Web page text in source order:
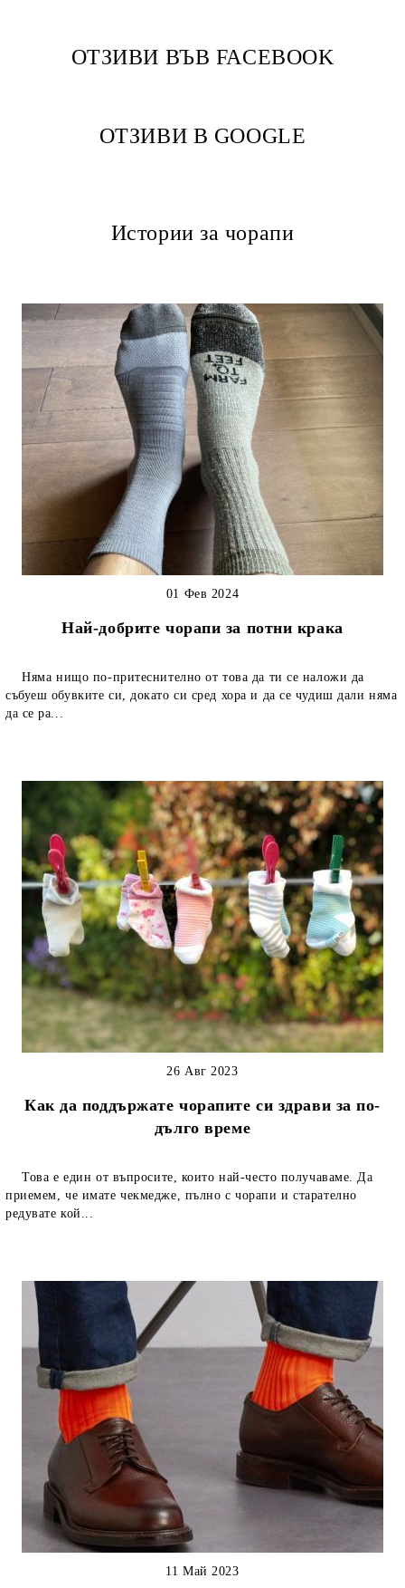
ОТЗИВИ ВЪВ FACEBOOK
ОТЗИВИ В GOOGLE
Истории за чорапи
Най-добрите чорапи за потни крака
01 Фев 2024
Няма нищо по-притеснително от това да ти се наложи да
събуеш обувките си, докато си сред хора и да се чудиш дали няма
да се ра...
Как да поддържате чорапите си здрави за по-
дълго време
26 Авг 2023
Това е един от въпросите, които най-често получаваме. Да
приемем, че имате чекмедже, пълно с чорапи и старателно
редувате кой...
11 Май 2023